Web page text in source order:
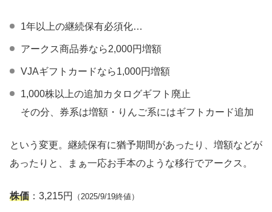
1年以上の継続保有必須化…
アークス商品券なら2,000円増額
VJAギフトカードなら1,000円増額
1,000株以上の追加カタログギフト廃止
その分、券系は増額・りんご系にはギフトカード追加
という変更。継続保有に猶予期間があったり、増額などが
あったりと、まぁ一応お手本のような移行でアークス。
株価 ：3,215円 （2025/9/19終値）